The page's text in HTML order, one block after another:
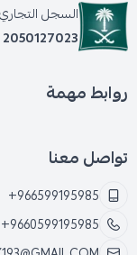
السجل التجاري
2050127023
روابط مهمة
تواصل معنا
+966599195985
+9660599195985